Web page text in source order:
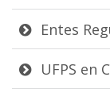
Entes
UFPS en